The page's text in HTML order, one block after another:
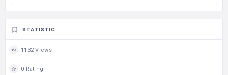
STATISTIC
1132 Views
0 Rating